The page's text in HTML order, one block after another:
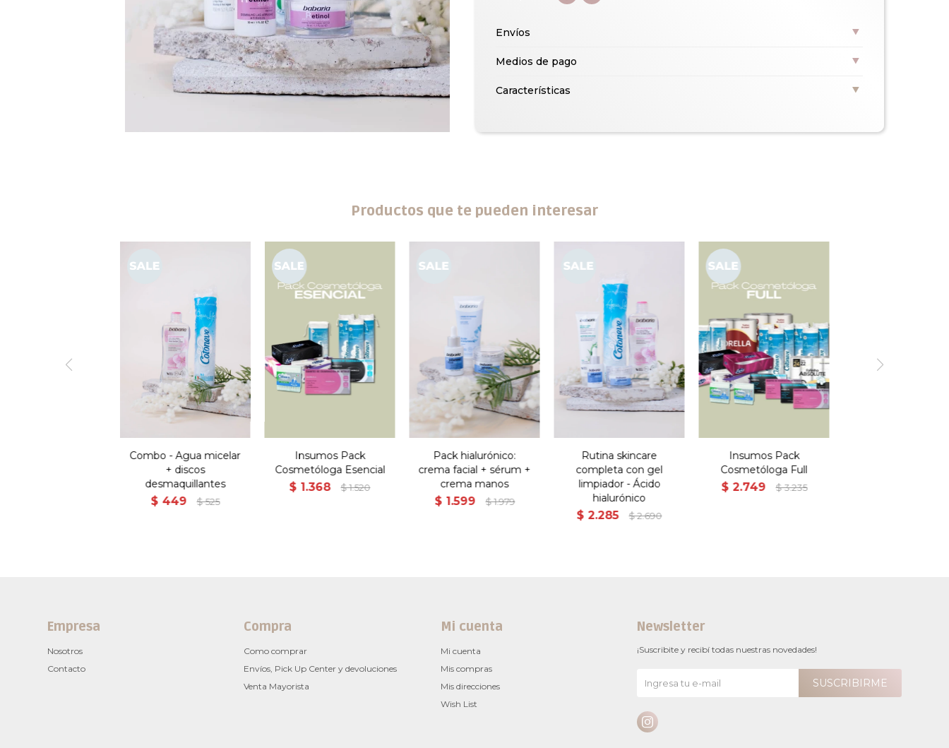
Envíos
Medios de pago
Características
Productos que te pueden interesar
Combo - Agua micelar
+ discos
desmaquillantes
$ 449 $ 525
Insumos Pack
Cosmetóloga Esencial
$ 1.368 $ 1.520
Pack hialurónico:
crema facial + sérum +
crema manos
$ 1.599 $ 1.979
Rutina skincare
completa con gel
limpiador - Ácido
hialurónico
$ 2.285 $ 2.690
Insumos Pack
Cosmetóloga Full
$ 2.749 $ 3.235
Empresa
Nosotros
Contacto
Compra
Como comprar
Envíos, Pick Up Center y devoluciones
Venta Mayorista
Mi cuenta
Mi cuenta
Mis compras
Mis direcciones
Wish List
Newsletter
¡Suscribite y recibí todas nuestras novedades!
SUSCRIBIRME
